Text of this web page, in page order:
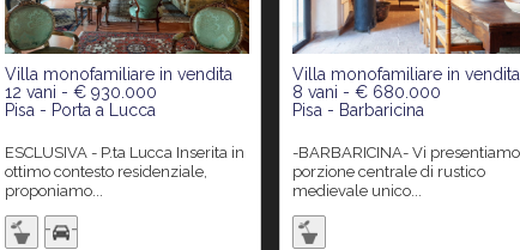
Villa monofamiliare in vendita
12 vani - € 930.000
Pisa - Porta a Lucca
ESCLUSIVA - P.ta Lucca Inserita in
ottimo contesto residenziale,
proponiamo...
Villa monofamiliare in vendita
8 vani - € 680.000
Pisa - Barbaricina
-BARBARICINA- Vi presentiamo
porzione centrale di rustico
medievale unico...